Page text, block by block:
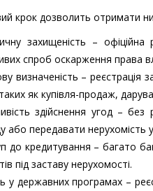
крок дозволить отримати
захищеність – офіційна
спроб оскарження права
визначеність – реєстрація
як купівля-продаж,
здійснення угод – без
або передавати нерухомість
до кредитування – багато
під заставу нерухомості.
у державних програмах –